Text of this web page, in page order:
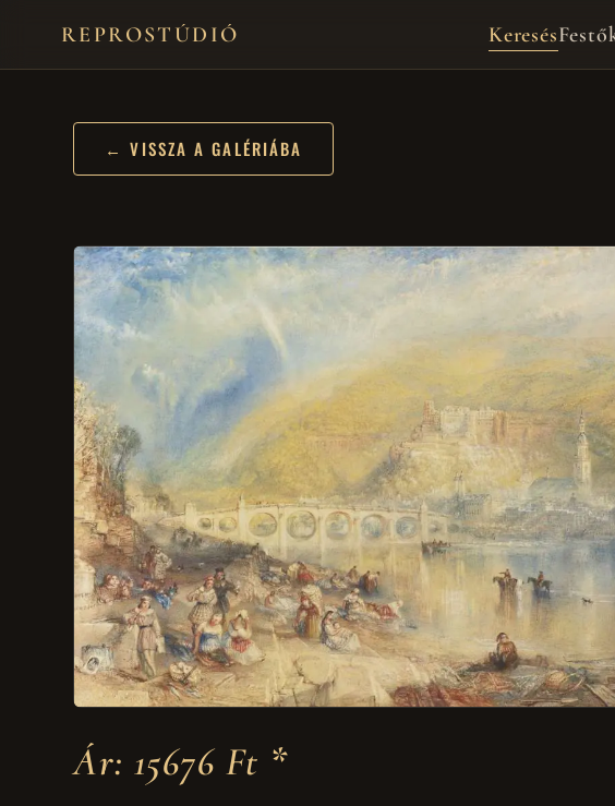
REPROSTÚDIÓ Keresés
← VISSZA A GALÉRIÁBA
Ár: 15676 Ft *